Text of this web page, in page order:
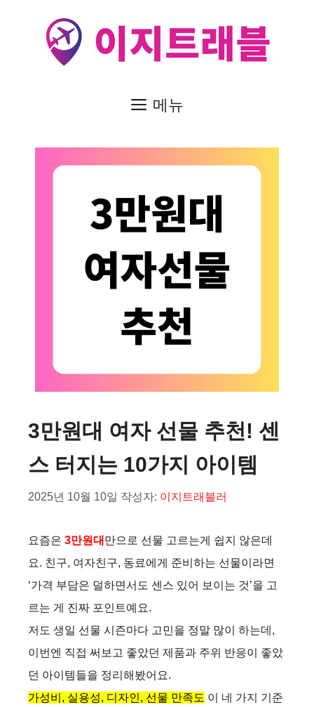
메뉴
3만원대 여자 선물 추천! 센
스 터지는 10가지 아이템
2025년 10월 10일 작성자: 이지트래블러
요즘은 3만원대 만으로 선물 고르는게 쉽지 않은데
요. 친구, 여자친구, 동료에게 준비하는 선물이라면
‘가격 부담은 덜하면서도 센스 있어 보이는 것’을 고
르는 게 진짜 포인트예요.
저도 생일 선물 시즌마다 고민을 정말 많이 하는데,
이번엔 직접 써보고 좋았던 제품과 주위 반응이 좋았
던 아이템들을 정리해봤어요.
가성비, 실용성, 디자인, 선물 만족도 이 네 가지 기준